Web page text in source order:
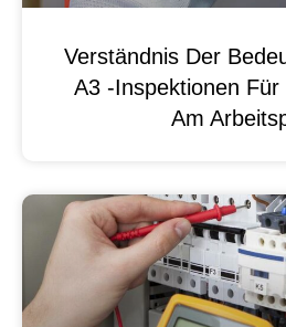
Verständnis Der
A3 -Inspektionen Für
Am